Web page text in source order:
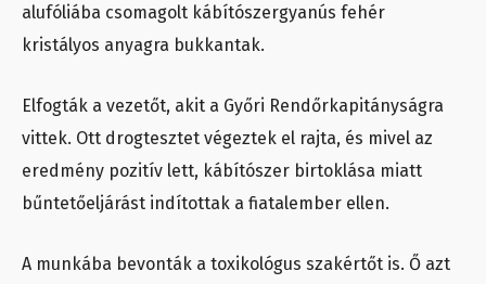
alufóliába csomagolt kábítószergyanús fehér
kristályos anyagra bukkantak.
Elfogták a vezetőt, akit a Győri Rendőrkapitányságra
vittek. Ott drogtesztet végeztek el rajta, és mivel az
eredmény pozitív lett, kábítószer birtoklása miatt
bűntetőeljárást indítottak a fiatalember ellen.
A munkába bevonták a toxikológus szakértőt is. Ő azt